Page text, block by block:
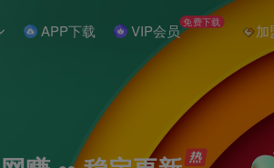
APP下载 VIP会员 免费下载 加